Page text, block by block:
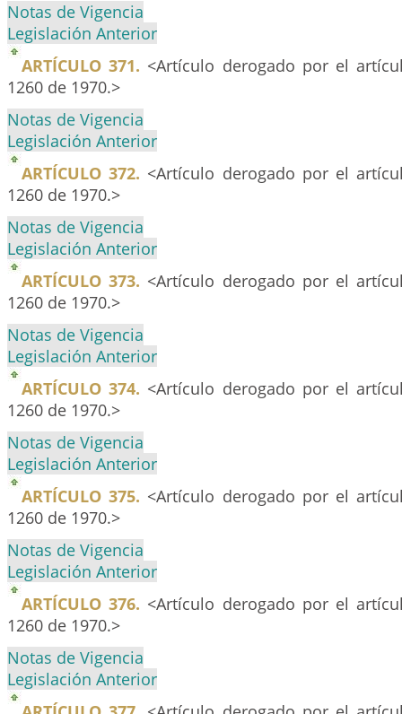
Notas de Vigencia
Legislación Anterior
ARTÍCULO 371. <Artículo derogado por el
1260 de 1970.>
Notas de Vigencia
Legislación Anterior
ARTÍCULO 372. <Artículo derogado por el
1260 de 1970.>
Notas de Vigencia
Legislación Anterior
ARTÍCULO 373. <Artículo derogado por el
1260 de 1970.>
Notas de Vigencia
Legislación Anterior
ARTÍCULO 374. <Artículo derogado por el
1260 de 1970.>
Notas de Vigencia
Legislación Anterior
ARTÍCULO 375. <Artículo derogado por el
1260 de 1970.>
Notas de Vigencia
Legislación Anterior
ARTÍCULO 376. <Artículo derogado por el
1260 de 1970.>
Notas de Vigencia
Legislación Anterior